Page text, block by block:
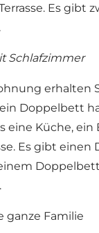
Es gibt
Schlafzimmer
erhalten
Doppelbett
eine Küche, ein
Es gibt einen
ganze Familie